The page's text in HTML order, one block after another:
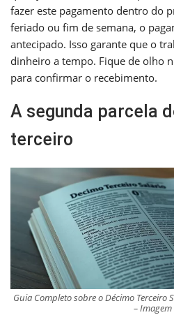
fazer este pagamento dentro do
feriado ou fim de semana, o
antecipado. Isso garante que o
dinheiro a tempo. Fique de olho
para confirmar o recebimento.
A segunda parcela
terceiro
Guia Completo sobre o Décimo Terceiro
– Imagem